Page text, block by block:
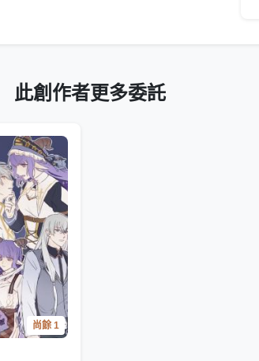
此創作者更多委託
尚餘 1